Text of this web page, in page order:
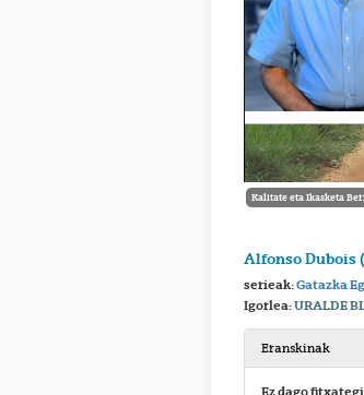
Kalitate eta Ikasketa
Alfonso Dubois
serieak:Gatazka
Igorlea:URALDE
Eranskinak